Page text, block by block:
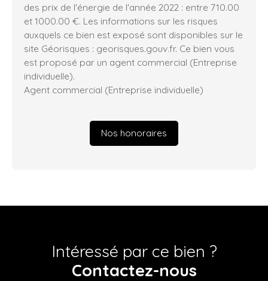
des prix de l'énergie de l'année 2022 : entre 710.00
et 1000.00 €. Les informations sur les risques
auxquels ce bien est exposé sont disponibles sur le
site Géorisques : georisques.gouv.fr. Ce bien vous
est proposé par un agent commercial (Entreprise
individuelle).
Agent commercial (Entreprise individuelle)
Nos honoraires
Intéressé par ce bien ?
Contactez-nous